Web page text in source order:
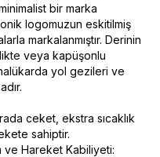
bir marka
logomuzun eskitilmiş
markalanmıştır. Derinin
veya kapüşonlu
yol gezileri ve
ceket, ekstra sıcaklık
sahiptir.
ve Hareket Kabiliyeti: